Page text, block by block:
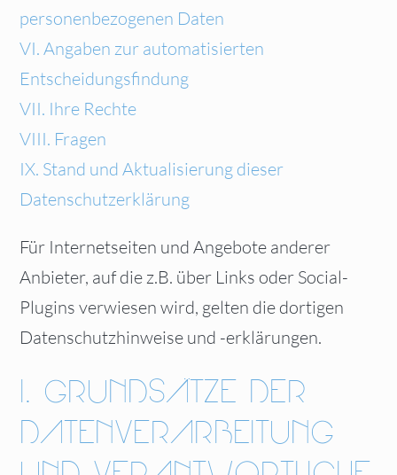
personenbezogenen Daten
VI. Angaben zur automatisierten
Entscheidungsfindung
VII. Ihre Rechte
VIII. Fragen
IX. Stand und Aktualisierung dieser
Datenschutzerklärung
Für Internetseiten und Angebote anderer
Anbieter, auf die z.B. über Links oder Social-
Plugins verwiesen wird, gelten die dortigen
Datenschutzhinweise und -erklärungen.
I. GRUNDSÄTZE DER
DATENVERARBEITUNG